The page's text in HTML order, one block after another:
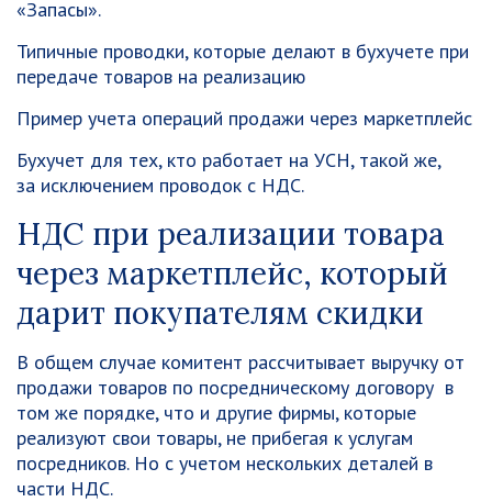
«Запасы».
Типичные проводки, которые делают в бухучете при
передаче товаров на реализацию
Пример учета операций продажи через маркетплейс
Бухучет для тех, кто работает на УСН, такой же,
за исключением проводок с НДС.
НДС при реализации товара
через маркетплейс, который
дарит покупателям скидки
В общем случае комитент рассчитывает выручку от
продажи товаров по посредническому договору в
том же порядке, что и другие фирмы, которые
реализуют свои товары, не прибегая к услугам
посредников. Но с учетом нескольких деталей в
части НДС.